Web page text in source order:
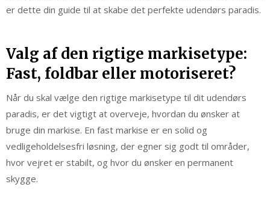
er dette din guide til at skabe det perfekte udendørs paradis.
Valg af den rigtige markisetype:
Fast, foldbar eller motoriseret?
Når du skal vælge den rigtige markisetype til dit udendørs
paradis, er det vigtigt at overveje, hvordan du ønsker at
bruge din markise. En fast markise er en solid og
vedligeholdelsesfri løsning, der egner sig godt til områder,
hvor vejret er stabilt, og hvor du ønsker en permanent
skygge.